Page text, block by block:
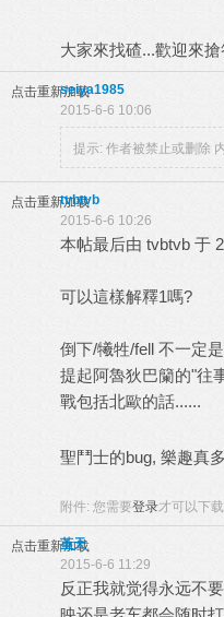
大家來找碴...歡迎來搶
点击重新加载seiya1985
2015-6-6 10:06
提示: 作者被禁止或删除
点击重新加载
tvbtvb
2015-6-6 10:26
本帖最后由 tvbtvb 于
可以這樣解釋1嗎?
倒下/犧牲/fell 不一定
提起阿魯狄巴籣的"往
戰包括北歐的話......
聖鬥士的bug, 樂趣真多
附件: 您需要登录才可以下
点击重新加载
堇天
2015-6-6 11:29
反正我就觉得永远不